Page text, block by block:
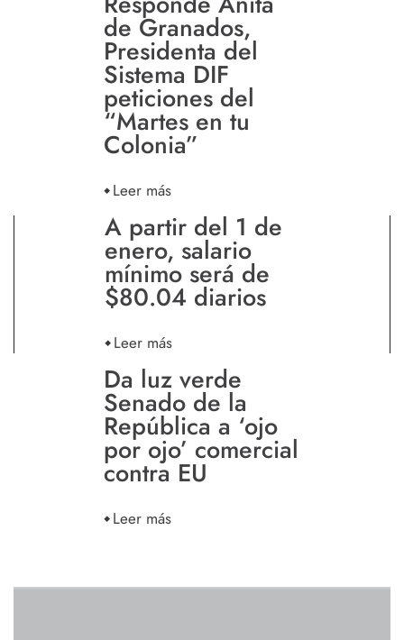
de Granados,
Presidenta del
Sistema DIF
peticiones del
“Martes en tu
Colonia”
Leer más
A partir del 1 de
enero, salario
mínimo será de
$80.04 diarios
Leer más
Da luz verde
Senado de la
República a ‘ojo
por ojo’ comercial
contra EU
Leer más